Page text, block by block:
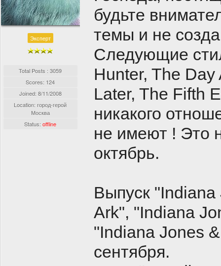
Эксперт
Total Posts : 3059
Scores: 124
Joined: 8/11/2008
Location: город-герой
Москва
Status:offline
будьте
темы и не
Следующие
Hunter, The
Later, The Fifth
никакого
не имеют ! Это
октябрь.
Выпуск
Ark", "Indiana
"Indiana Jones
сентября.